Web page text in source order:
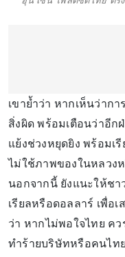
เขาย้ำว่า หากเห็นว่าก
สิ่งผิด พร้อมเตือนว่าอีก
แย้งช่วงหยุดยิง พร้อมเ
ไม่ใช้ภาพของในหลวง
นอกจากนี้ ยังแนะให้ชา
เรียลหรือดอลลาร์ เพื่อ
ว่า หากไม่พอใจไทย ค
ทำร้ายบริษัทหรือคนไท